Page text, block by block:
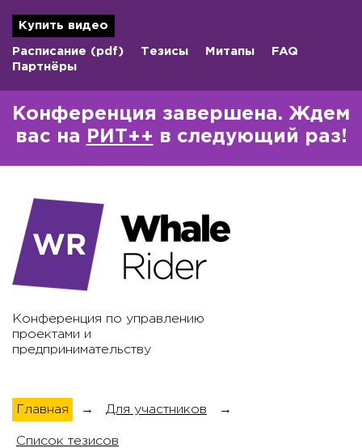
Купить видео
Расписание (pdf) Тезисы Митапы
FAQ
Партнёры
Конференция завершена. Ждем
вас на
РИТ++ в следующий раз!
Конференция по управлению
проектами и
предпринимательству
Главная → Для участников →
Список тезисов